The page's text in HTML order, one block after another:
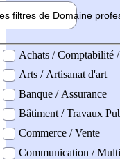
filtres de Domaine pro
professionel
Achats / Comptabilité
Arts / Artisanat d'art
Banque / Assurance
Bâtiment / Travaux
Commerce / Vente
Communication /